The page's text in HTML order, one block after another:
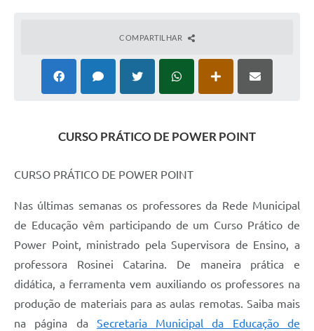
COMPARTILHAR
CURSO PRÁTICO DE POWER POINT
CURSO PRÁTICO DE POWER POINT
Nas últimas semanas os professores da Rede Municipal
de Educação vêm participando de um Curso Prático de
Power Point, ministrado pela Supervisora de Ensino, a
professora Rosinei Catarina. De maneira prática e
didática, a ferramenta vem auxiliando os professores na
produção de materiais para as aulas remotas. Saiba mais
na página da Secretaria Municipal da Educação de